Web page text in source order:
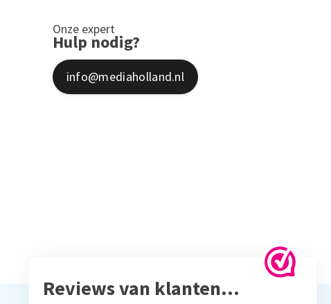
Onze expert
Hulp nodig?
info@mediaholland.nl
Reviews van klanten…